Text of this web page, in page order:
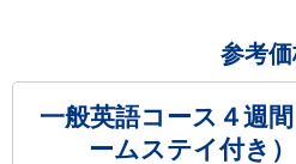
参考
一般英語コース４週
ームステイ付き）